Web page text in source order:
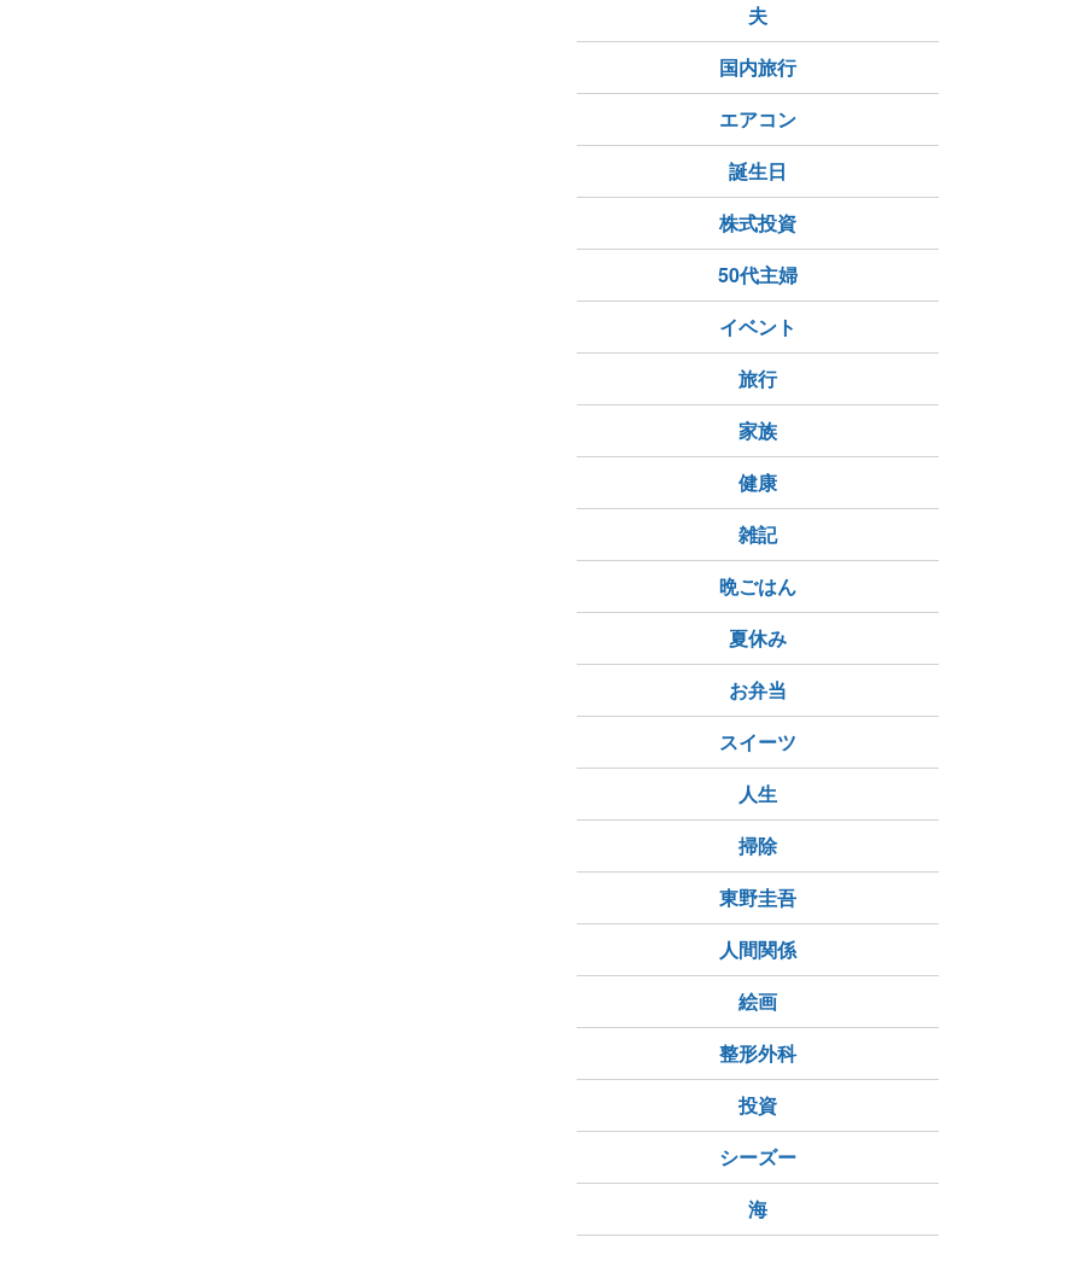
夫
国内旅行
エアコン
誕生日
株式投資
50代主婦
イベント
旅行
家族
健康
雑記
晩ごはん
夏休み
お弁当
スイーツ
人生
掃除
東野圭吾
人間関係
絵画
整形外科
投資
シーズー
海